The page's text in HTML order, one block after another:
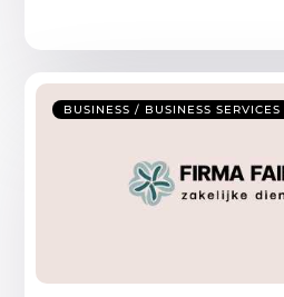
BUSINESS / BUSINESS SERVICES